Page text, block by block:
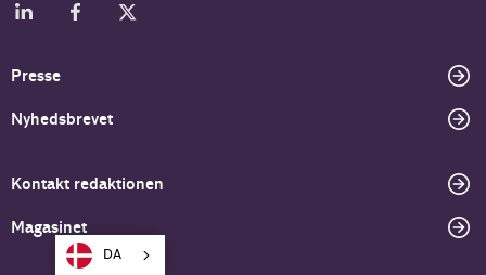
Presse
Nyhedsbrevet
Kontakt redaktionen
Magasinet
DA